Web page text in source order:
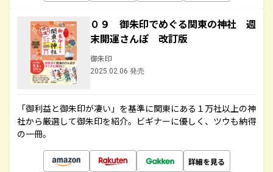
０９ 御朱印でめぐる関東の神社 週
末開運さんぽ 改訂版
御朱印
2025.02.06 発売
「御利益と御朱印が凄い」を基準に関東にある１万社以上の神
社から厳選して御朱印を紹介。ビギナーに優しく、ツウも納得
の一冊。
詳細を見る